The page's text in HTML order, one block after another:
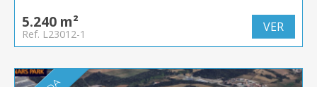
5.240 m²
Ref. L23012-1 VER